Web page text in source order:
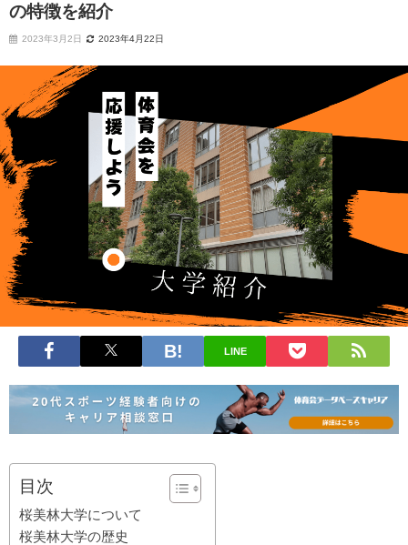
の特徴を紹介
2023年3月2日 2023年4月22日
LINE
目次
桜美林大学について
桜美林大学の歴史